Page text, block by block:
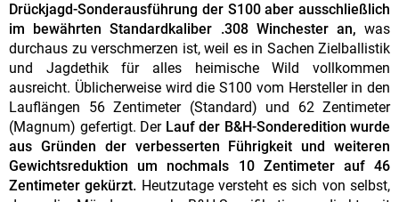
Drückjagd-Sonderausführung der S100 aber ausschließlich
im bewährten Standardkaliber .308 Winchester an, was
durchaus zu verschmerzen ist, weil es in Sachen Zielballistik
und Jagdethik für alles heimische Wild vollkommen
ausreicht. Üblicherweise wird die S100 vom Hersteller in den
Lauflängen 56 Zentimeter (Standard) und 62 Zentimeter
(Magnum) gefertigt. Der Lauf der B&H-Sonderedition wurde
aus Gründen der verbesserten Führigkeit und weiteren
Gewichtsreduktion um nochmals 10 Zentimeter auf 46
Zentimeter gekürzt. Heutzutage versteht es sich von selbst,